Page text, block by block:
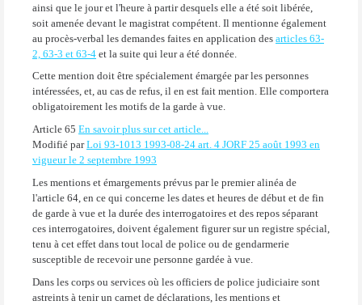
ainsi que le jour et l'heure à partir desquels elle a été soit libérée,
soit amenée devant le magistrat compétent. Il mentionne également
au procès-verbal les demandes faites en application des articles 63-
2, 63-3 et 63-4 et la suite qui leur a été donnée.
Cette mention doit être spécialement émargée par les personnes
intéressées, et, au cas de refus, il en est fait mention. Elle comportera
obligatoirement les motifs de la garde à vue.
Article 65 En savoir plus sur cet article...
Modifié parLoi 93-1013 1993-08-24 art. 4 JORF 25 août 1993 en
vigueur le 2 septembre 1993
Les mentions et émargements prévus par le premier alinéa de
l'article 64, en ce qui concerne les dates et heures de début et de fin
de garde à vue et la durée des interrogatoires et des repos séparant
ces interrogatoires, doivent également figurer sur un registre spécial,
tenu à cet effet dans tout local de police ou de gendarmerie
susceptible de recevoir une personne gardée à vue.
Dans les corps ou services où les officiers de police judiciaire sont
astreints à tenir un carnet de déclarations, les mentions et